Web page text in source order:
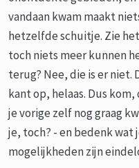
vandaan kwam maakt
hetzelfde schuitje. Zie
toch niets meer kunnen
terug? Nee, die is er niet.
kant op, helaas. Dus
je vorige zelf nog graag
je, toch? - en bedenk wat
mogelijkheden zijn